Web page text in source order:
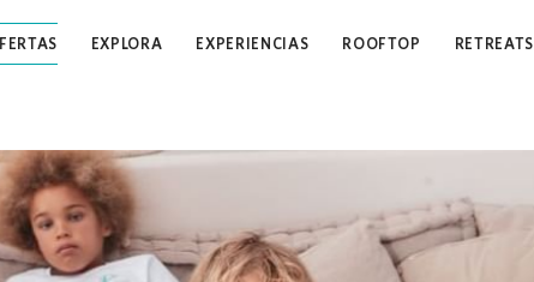
EXPLORA EXPERIENCIAS ROOFTOP RETREATS